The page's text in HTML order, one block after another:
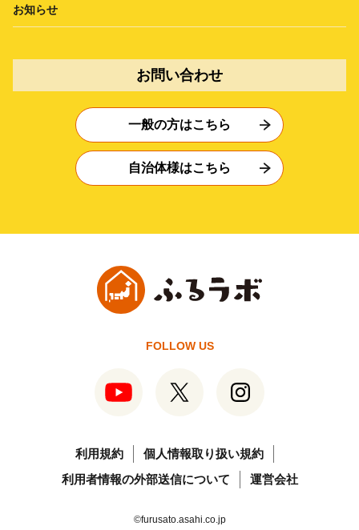
お知らせ
お問い合わせ
一般の方はこちら
自治体様はこちら
FOLLOW US
利用規約
個人情報取り扱い規約
利用者情報の外部送信について
運営会社
©furusato.asahi.co.jp